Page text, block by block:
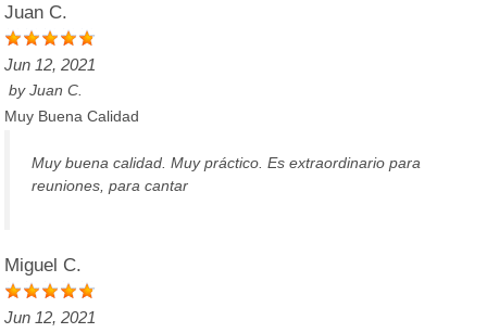
Juan C.
Jun 12, 2021
byJuan C.
Muy Buena Calidad
Muy buena calidad. Muy práctico. Es extraordinario para
reuniones, para cantar
Miguel C.
Jun 12, 2021